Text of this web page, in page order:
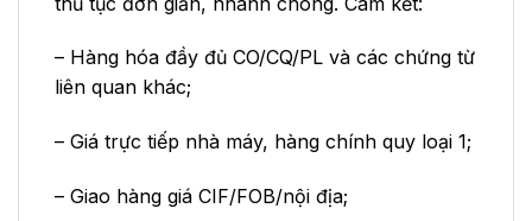
– Hàng hóa đầy đủ CO/CQ/PL và các chứng từ
liên quan khác;
– Giá trực tiếp nhà máy, hàng chính quy loại 1;
– Giao hàng giá CIF/FOB/nội địa;